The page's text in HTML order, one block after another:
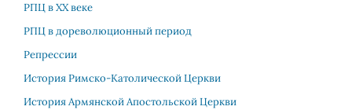
РПЦ в XX веке
РПЦ в дореволюционный период
Репрессии
История Римско-Католической Церкви
История Армянской Апостольской Церкви